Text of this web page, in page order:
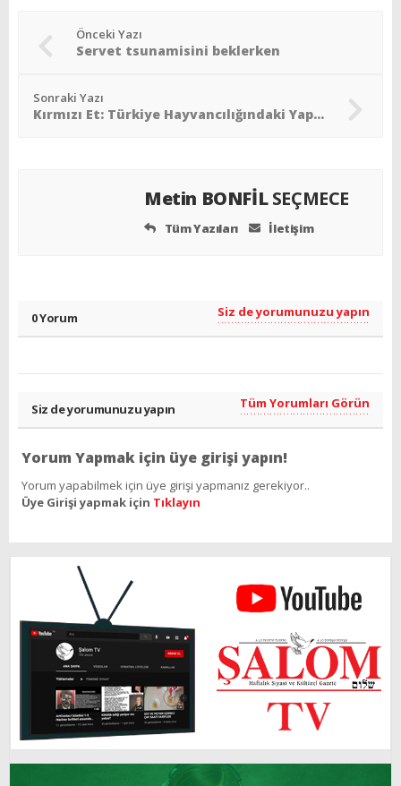
Önceki Yazı
Servet tsunamisini beklerken
Sonraki Yazı
Kırmızı Et: Türkiye Hayvancılığındaki Yapısal Krizin Anatomisi
Metin BONFİLSEÇMECE
Tüm Yazıları İletişim
0 Yorum Siz de yorumunuzu yapın
Siz de yorumunuzu yapın Tüm Yorumları Görün
Yorum Yapmak için üye girişi yapın!
Yorum yapabilmek için üye girişi yapmanız gerekiyor..
Üye Girişi yapmak için Tıklayın